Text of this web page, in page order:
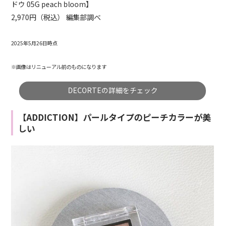
ドウ 05G peach bloom】
2,970円（税込） 編集部調べ
2025年5月26日時点
※画像はリニューアル前のものになります
DECORTEの詳細をチェック
【ADDICTION】パールタイプのピーチカラーが美
しい